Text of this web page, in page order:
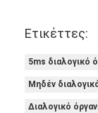
Ετικέττες:
5ms διαλογικό
Μηδέν
Διαλογικό